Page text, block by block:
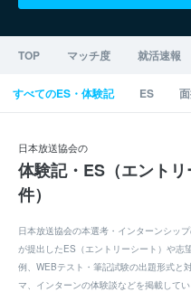
TOP マッチ度 就活速報
すべてのES・体験記 ES
日本放送協会の
体験記・ES（エント
件）
日本放送協会の本選考・インターンシッ
が提出したES（エントリーシート）や志
例、WEBテスト・筆記試験の出題形式と
マ、インターンの体験談などを掲載して